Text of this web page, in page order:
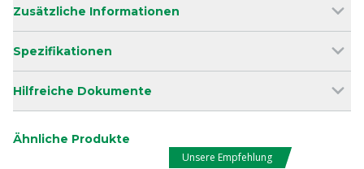
Zusätzliche Informationen
Spezifikationen
Hilfreiche Dokumente
Ähnliche Produkte
Unsere Empfehlung